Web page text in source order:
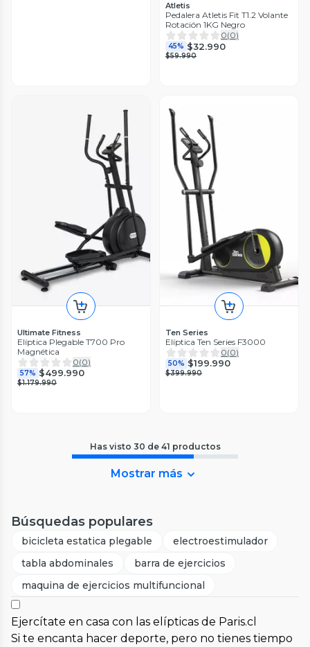
Atletis
Pedalera Atletis Fit T1.2 Volante
Rotación 1KG Negro
0(0)
45% $32.990
$59.990
Ultimate Fitness
Elíptica Plegable T700 Pro
Magnética
0(0)
57% $499.990
$1.179.990
Ten Series
Elíptica Ten Series F3000
0(0)
50% $199.990
$399.990
Has visto 30 de 41 productos
Mostrar más
Búsquedas populares
bicicleta estatica plegable
electroestimulador
tabla abdominales
barra de ejercicios
maquina de ejercicios multifuncional
Ejercítate en casa con las elípticas de Paris.cl
Si te encanta hacer deporte, pero no tienes tiempo